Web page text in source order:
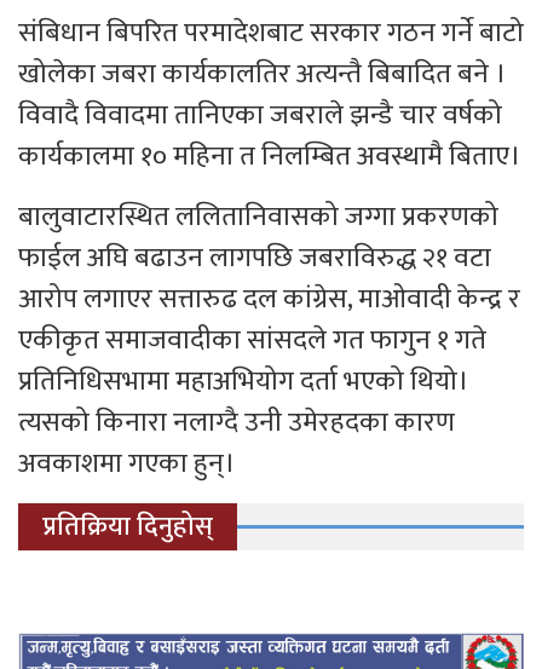
संबिधान बिपरित परमादेशबाट सरकार गठन गर्ने बाटो
खोलेका जबरा कार्यकालतिर अत्यन्तै बिबादित बने ।
विवादै विवादमा तानिएका जबराले झन्डै चार वर्षको
कार्यकालमा १० महिना त निलम्बित अवस्थामै बिताए।
बालुवाटारस्थित ललितानिवासको जग्गा प्रकरणको
फाईल अघि बढाउन लागपछि जबराविरुद्ध २१ वटा
आरोप लगाएर सत्तारुढ दल कांग्रेस, माओवादी केन्द्र र
एकीकृत समाजवादीका सांसदले गत फागुन १ गते
प्रतिनिधिसभामा महाअभियोग दर्ता भएको थियो।
त्यसको किनारा नलाग्दै उनी उमेरहदका कारण
अवकाशमा गएका हुन्।
प्रतिक्रिया दिनुहोस्